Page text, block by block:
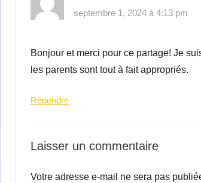
septembre 1, 2024 à 4:13 pm
Bonjour et merci pour ce partage! Je
les parents sont tout à fait appropriés.
Répondre
Laisser un commentaire
Votre adresse e-mail ne sera pas